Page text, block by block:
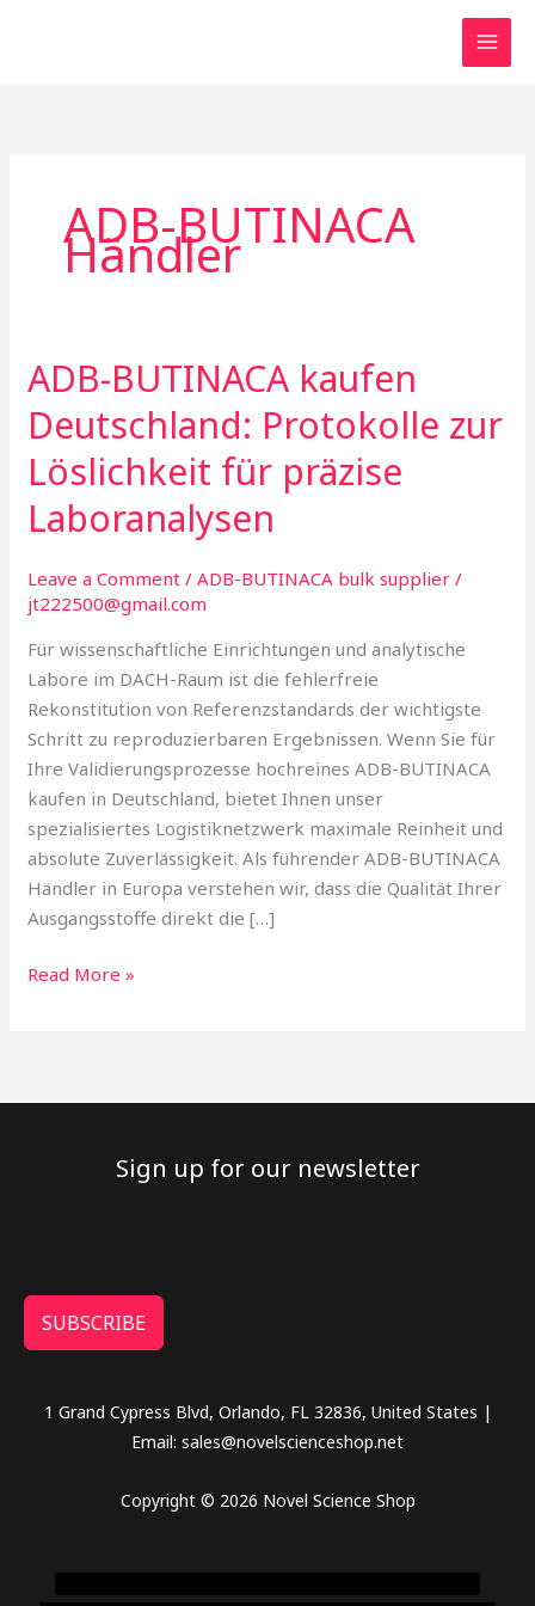
ADB-BUTINACA
Händler
ADB-BUTINACA kaufen
Deutschland: Protokolle zur
Löslichkeit für präzise
Laboranalysen
Leave a Comment /ADB-BUTINACA bulk supplier /
jt222500@gmail.com
Für wissenschaftliche Einrichtungen und analytische
Labore im DACH-Raum ist die fehlerfreie
Rekonstitution von Referenzstandards der wichtigste
Schritt zu reproduzierbaren Ergebnissen. Wenn Sie für
Ihre Validierungsprozesse hochreines ADB-BUTINACA
kaufen in Deutschland, bietet Ihnen unser
spezialisiertes Logistiknetzwerk maximale Reinheit und
absolute Zuverlässigkeit. Als führender ADB-BUTINACA
Händler in Europa verstehen wir, dass die Qualität Ihrer
Ausgangsstoffe direkt die […]
ADB-
BUTINACA
kaufen
Deutschland:
Protokolle
zur
für
präzise
Read More »
Sign up for our newsletter
SUBSCRIBE
1 Grand Cypress Blvd, Orlando, FL 32836, United States |
Email: sales@novelscienceshop.net
Copyright © 2026 Novel Science Shop